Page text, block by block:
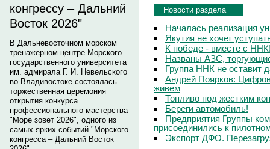
конгрессу – Дальний
Восток 2026"
В Дальневосточном морском
тренажерном центре Морского
государственного университета
им. адмирала Г. И. Невельского
во Владивостоке состоялась
торжественная церемония
открытия конкурса
профессионального мастерства
"Море зовет 2026", одного из
самых ярких событий "Морского
конгресса – Дальний Восток
Новости раздела
Началась реализация
Якутия не хочет
К победе - вместе с
Названы АЗС,
Группа ННК не оставит
Андрей Поярков:
живем
Топливо под жестким
Береги автомобиль!
Предприятия Группы
присоединились к
Экспорт ДФО.